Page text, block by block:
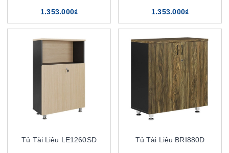
1.353.000₫ 1.353.000₫
Tủ Tài Liệu LE1260SD Tủ Tài Liệu BRI880D